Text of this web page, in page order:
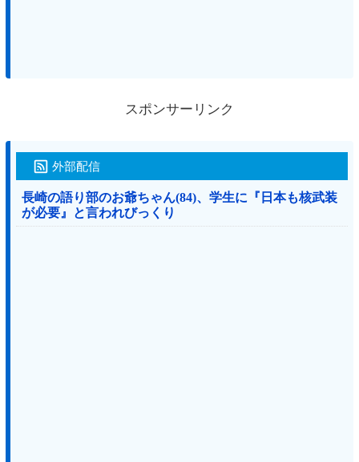
スポンサーリンク
外部配信
長崎の語り部のお爺ちゃん(84)、学生に『日本も核武装
が必要』と言われびっくり